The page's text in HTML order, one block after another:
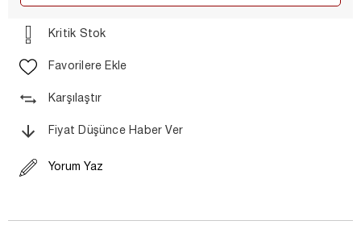
Kritik Stok
Favorilere Ekle
Karşılaştır
Fiyat Düşünce Haber Ver
Yorum Yaz